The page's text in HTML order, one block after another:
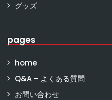
グッズ
pages
home
Q&A – よくある質問
お問い合わせ